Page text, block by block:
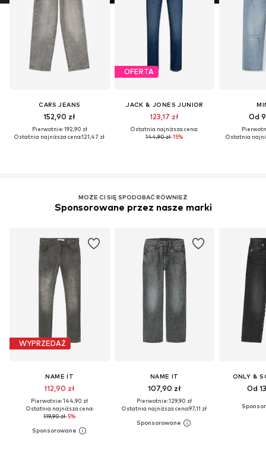
CARS JEANS
152,90 zł
Pierwotnie: 192,90 zł
Ostatnia najniższa cena:121,47 zł
OFERTA
JACK & JONES JUNIOR
123,17 zł
Ostatnia najniższa cena:
144,90 zł-15%
Od
Ostatnia
MOŻE CI SIĘ SPODOBAĆ RÓWNIEŻ
Sponsorowane przez nasze marki
WYPRZEDAŻ
NAME IT
112,90 zł
Pierwotnie: 144,90 zł
Ostatnia najniższa cena:
119,90 zł-5%
NAME IT
107,90 zł
Pierwotnie: 129,90 zł
Ostatnia najniższa cena:97,11 zł
ONLY &
Od